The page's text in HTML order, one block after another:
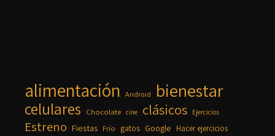
alimentación Android bienestar
celulares Chocolate cine clásicos Ejercicios
Estreno Fiestas Frío gatos Google Hacer ejercicios